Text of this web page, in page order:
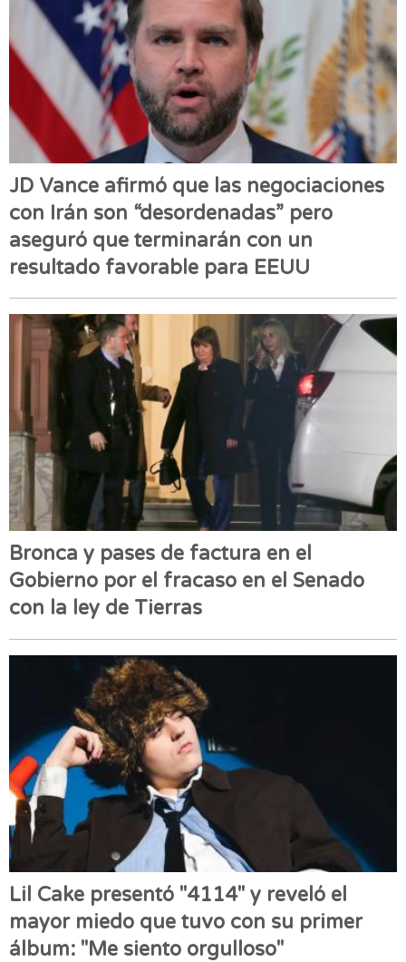
JD Vance afirmó que las negociaciones
con Irán son “desordenadas” pero
aseguró que terminarán con un
resultado favorable para EEUU
Bronca y pases de factura en el
Gobierno por el fracaso en el Senado
con la ley de Tierras
Lil Cake presentó "4114" y reveló el
mayor miedo que tuvo con su primer
álbum: "Me siento orgulloso"